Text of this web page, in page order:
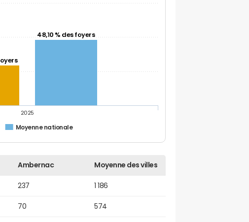
48,10 % des foyers
Moyenne nationale
2025
Ambernac Moyenne des villes
237 1 186
70 574